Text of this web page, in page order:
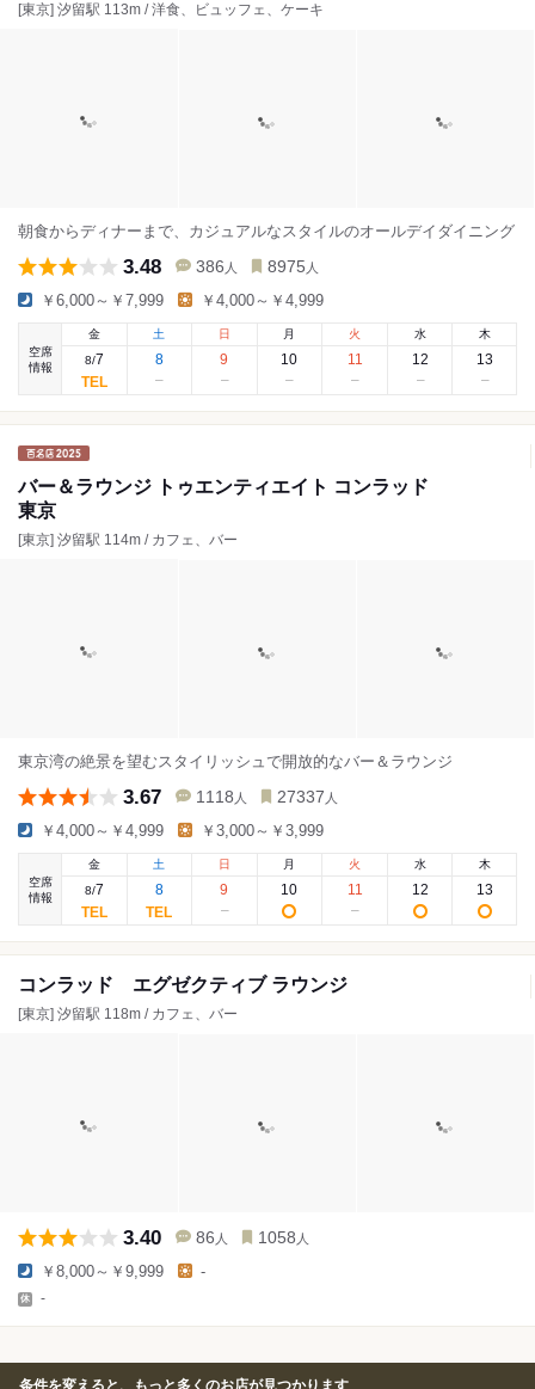
[東京] 汐留駅 113m / 洋食、ビュッフェ、ケーキ
朝食からディナーまで、カジュアルなスタイルのオールデイダイニング
3.48 386 人 8975 人
￥6,000～￥7,999 ￥4,000～￥4,999
空席
情報
金
8/7
土
8
日
9
月
10
火
11
水
12
木
13
バー＆ラウンジ トゥエンティエイト コンラッド
東京
[東京] 汐留駅 114m / カフェ、バー
東京湾の絶景を望むスタイリッシュで開放的なバー＆ラウンジ
3.67 1118 人 27337 人
￥4,000～￥4,999 ￥3,000～￥3,999
空席
情報
金
8/7
土
8
日
9
月
10
火
11
水
12
木
13
コンラッド エグゼクティブ ラウンジ
[東京] 汐留駅 118m / カフェ、バー
3.40 86 人 1058 人
￥8,000～￥9,999 -
-
条件を変えると、もっと多くのお店が見つかります